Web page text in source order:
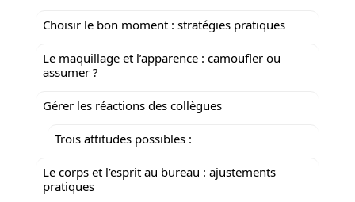
Choisir le bon moment : stratégies pratiques
Le maquillage et l’apparence : camoufler ou
assumer ?
Gérer les réactions des collègues
Trois attitudes possibles :
Le corps et l’esprit au bureau : ajustements
pratiques